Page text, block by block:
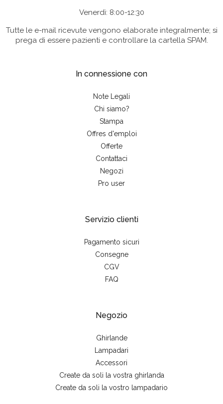
Venerdì: 8:00-12:30
Tutte le e-mail ricevute vengono elaborate integralmente; si
prega di essere pazienti e controllare la cartella SPAM.
In connessione con
Note Legali
Chi siamo?
Stampa
Offres d'emploi
Offerte
Contattaci
Negozi
Pro user
Servizio clienti
Pagamento sicuri
Consegne
CGV
FAQ
Negozio
Ghirlande
Lampadari
Accessori
Create da soli la vostra ghirlanda
Create da soli la vostro lampadario